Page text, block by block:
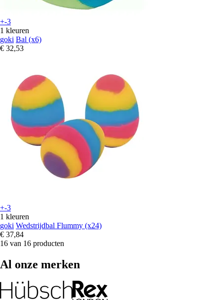
+-3
1 kleuren
goki Bal (x6)
€ 32,53
+-3
1 kleuren
goki Wedstrijdbal Flummy (x24)
€ 37,84
16 van 16 producten
Al onze merken